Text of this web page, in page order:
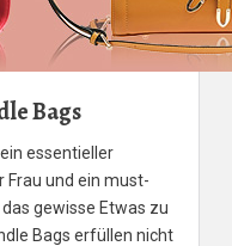
Bags
essentieller
Frau und ein must-
gewisse Etwas zu
Bags erfüllen nicht